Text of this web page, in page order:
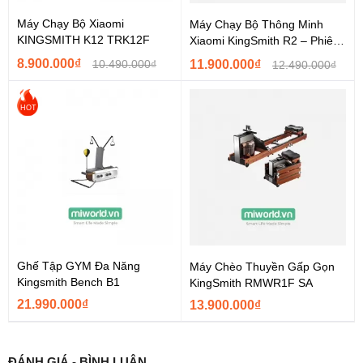
Máy Chạy Bộ Xiaomi
KINGSMITH K12 TRK12F
8.900.000₫ 10.490.000₫
Máy Chạy Bộ Thông Minh
Xiaomi KingSmith R2 – Phiên
Bản Tốc Độ 12Km
11.900.000₫ 12.490.000₫
HOT
Ghế Tập GYM Đa Năng
Kingsmith Bench B1
21.990.000₫
Máy Chèo Thuyền Gấp Gọn
KingSmith RMWR1F SA
13.900.000₫